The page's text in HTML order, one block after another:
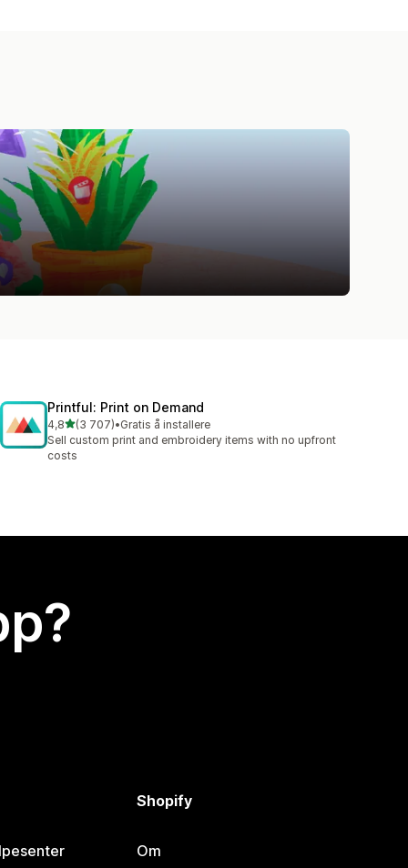
Printful: Print on Demand
4,8av 5 stjerner
(3 707)
Totalt 3707 omtaler
•Gratis å installere
Sell custom print and embroidery items with no upfront
costs
Shopify
Om